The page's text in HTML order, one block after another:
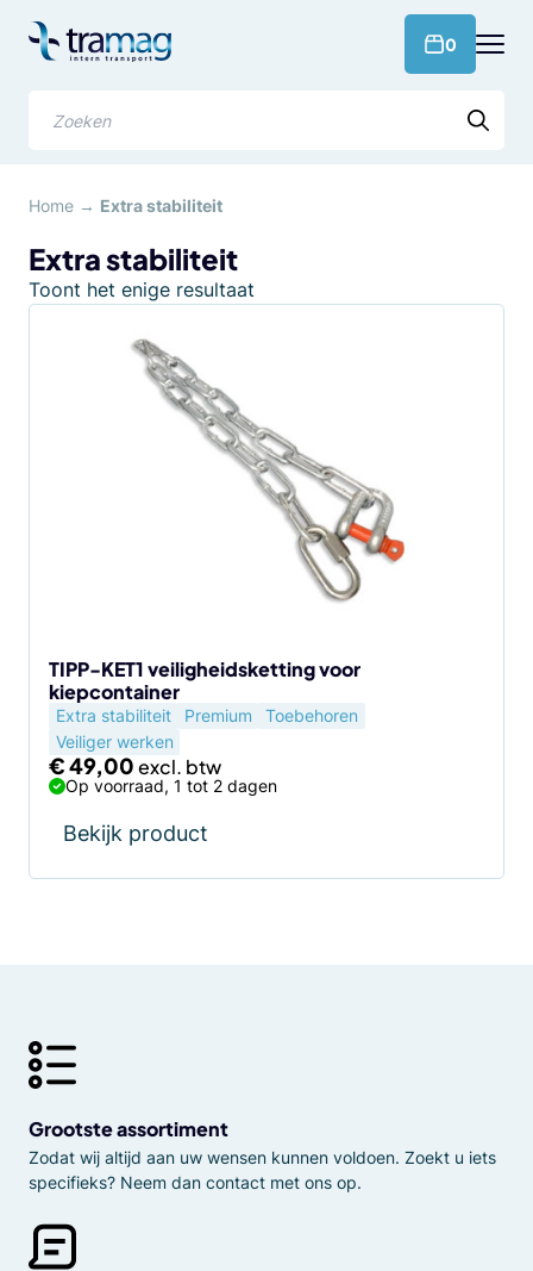
naar
0
Home → Extra stabiliteit
Extra stabiliteit
Toont het enige resultaat
TIPP-KET1 veiligheidsketting voor
kiepcontainer
Extra stabiliteit Premium
Toebehoren
Veiliger werken
€49,00
Op voorraad, 1 tot 2 dagen
Bekijk product
Grootste assortiment
Zodat wij altijd aan uw wensen kunnen voldoen. Zoekt u iets
specifieks? Neem dan contact met ons op.